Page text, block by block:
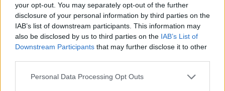
your opt-out. You may separately opt-out of the further
disclosure of your personal information by third parties on the
IAB’s list of downstream participants. This information may
also be disclosed by us to third parties on the IAB’s List of
Downstream Participants that may further disclose it to other
Personal Data Processing Opt Outs